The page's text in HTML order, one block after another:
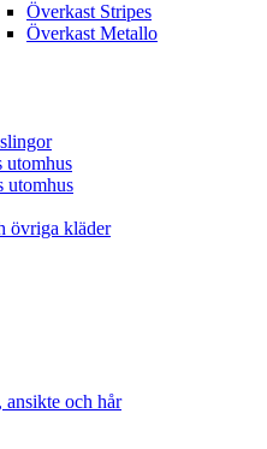
Överkast Stripes
Överkast Metallo
utomhus
utomhus
övriga kläder
och hår